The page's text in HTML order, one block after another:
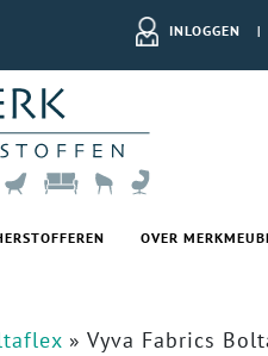
INLOGGEN |
OVER
» Vyva Fabrics